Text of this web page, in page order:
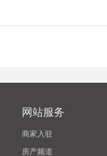
网站服务
商家入驻
房产频道